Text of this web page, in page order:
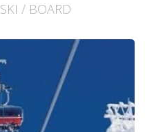
SKI / BOARD